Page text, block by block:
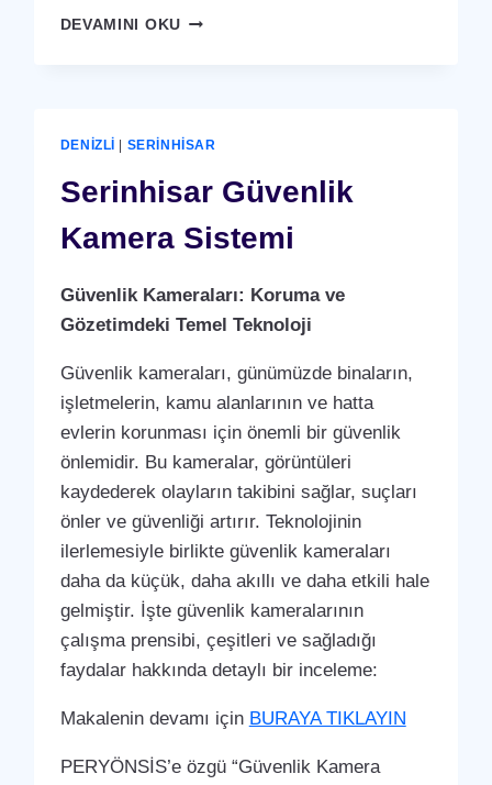
DEVAMINI OKUSERINHISAR
DENIZLI SERINHISAR
Serinhisar Güvenlik
Kamera Sistemi
Güvenlik Kameraları: Koruma ve
Gözetimdeki Temel Teknoloji
Güvenlik kameraları, günümüzde binaların,
işletmelerin, kamu alanlarının ve hatta
evlerin korunması için önemli bir güvenlik
önlemidir. Bu kameralar, görüntüleri
kaydederek olayların takibini sağlar, suçları
önler ve güvenliği artırır. Teknolojinin
ilerlemesiyle birlikte güvenlik kameraları
daha da küçük, daha akıllı ve daha etkili hale
gelmiştir. İşte güvenlik kameralarının
çalışma prensibi, çeşitleri ve sağladığı
faydalar hakkında detaylı bir inceleme:
Makalenin devamı için BURAYA TIKLAYIN
PERYÖNSİS’e özgü “Güvenlik Kamera